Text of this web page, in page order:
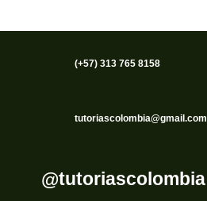
(+57) 313 765 8158
tutoriascolombia@gmail.com
@tutoriascolombia